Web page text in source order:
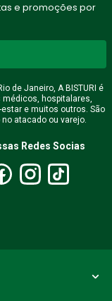
e promoções por
de Janeiro, A BISTURI é
hospitalares,
e muitos outros. São
atacado ou varejo.
Redes Socias